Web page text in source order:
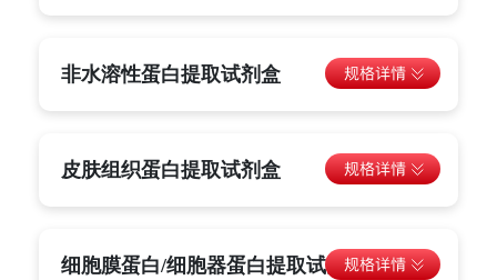
非水溶性蛋白提取试剂盒
皮肤组织蛋白提取试剂盒
细胞膜蛋白/细胞器蛋白提取试剂盒